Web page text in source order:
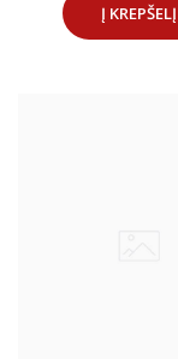
Į KREPŠELĮ